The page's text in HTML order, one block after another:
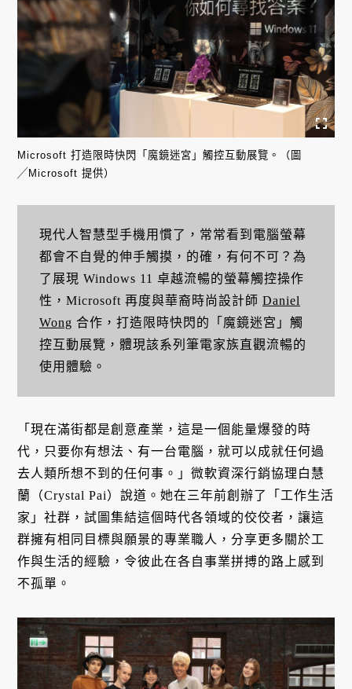
Microsoft 打造限時快閃「魔鏡迷宮」觸控互動展覽。（圖
╱Microsoft 提供）
現代人智慧型手機用慣了，常常看到電腦螢幕
都會不自覺的伸手觸摸，的確，有何不可？為
了展現 Windows 11 卓越流暢的螢幕觸控操作
性，Microsoft 再度與華裔時尚設計師 Daniel
Wong 合作，打造限時快閃的「魔鏡迷宮」觸
控互動展覽，體現該系列筆電家族直觀流暢的
使用體驗。
「現在滿街都是創意產業，這是一個能量爆發的時
代，只要你有想法、有一台電腦，就可以成就任何過
去人類所想不到的任何事。」微軟資深行銷協理白慧
蘭（Crystal Pai）說道。她在三年前創辦了「工作生活
家」社群，試圖集結這個時代各領域的佼佼者，讓這
群擁有相同目標與願景的專業職人，分享更多關於工
作與生活的經驗，令彼此在各自事業拼搏的路上感到
不孤單。